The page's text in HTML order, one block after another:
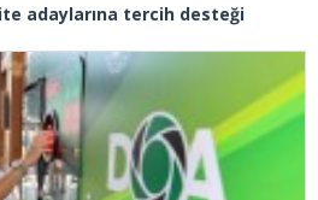
adaylarına tercih desteği